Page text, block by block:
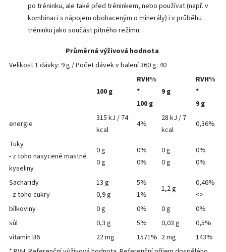
po tréninku, ale také před tréninkem, nebo používat (např. v
kombinaci s nápojem obohaceným o minerály) i v průběhu
tréninku jako součást pitného režimu
Průměrná výživová hodnota
Velikost 1 dávky: 9 g / Počet dávek v balení 360 g: 40
100 g
RVH%
*
100 g
9 g
RVH%
*
9 g
energie
315 kJ / 74
kcal
4%
28 kJ / 7
kcal
0,36%
Tuky
- z toho nasycené mastné
kyseliny
0 g
0 g
0%
0%
0 g
0 g
0%
0%
Sacharidy
- z toho cukry
13 g
0,9 g
5%
1%
1,2 g
0,46%
<>
bílkoviny
0 g 0% 0 g
0%
sůl
0,3 g 5% 0,03 g
0,5%
vitamín B6
22 mg 1571% 2 mg
143%